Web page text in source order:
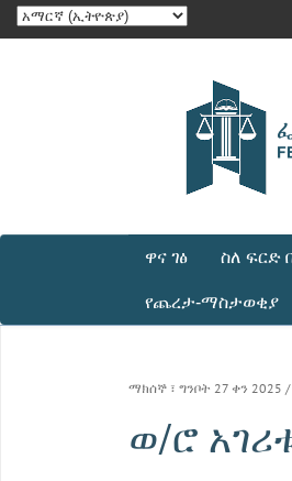
ዋና ገፅ ስለ ፍርድ
የጨረታ-ማስታወቂያ
ማክሰኞ ፣ ግንቦት 27 ቀን 2025 /
ወ/ሮ